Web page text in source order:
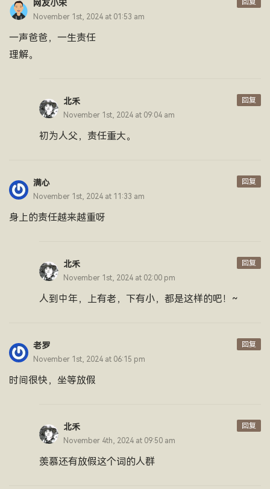
网友小宋
November 1st, 2024 at 01:53 am
一声爸爸，一生责任
理解。
回复
北禾
November 1st, 2024 at 09:04 am
初为人父，责任重大。
回复
满心
November 1st, 2024 at 11:33 am
身上的责任越来越重呀
回复
北禾
November 1st, 2024 at 02:00 pm
人到中年，上有老，下有小，都是这样的吧！~
回复
老罗
November 1st, 2024 at 06:15 pm
时间很快，坐等放假
回复
北禾
November 4th, 2024 at 09:50 am
羡慕还有放假这个词的人群
回复